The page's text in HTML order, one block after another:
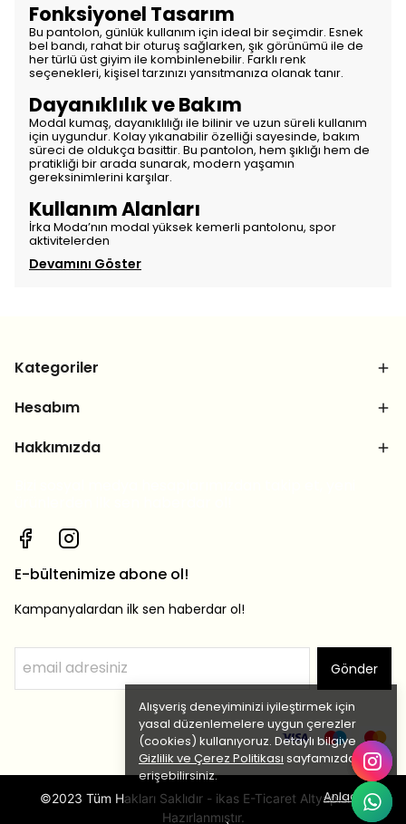
Alışveriş deneyiminizi iyileştirmek için
yasal düzenlemelere uygun çerezler
(cookies) kullanıyoruz. Detaylı bilgiye
Gizlilik ve Çerez Politikası sayfamızdan
erişebilirsiniz.
Anladım
Fonksiyonel Tasarım
Bu pantolon, günlük kullanım için ideal bir seçimdir. Esnek
bel bandı, rahat bir oturuş sağlarken, şık görünümü ile de
her türlü üst giyim ile kombinlenebilir. Farklı renk
seçenekleri, kişisel tarzınızı yansıtmanıza olanak tanır.
Dayanıklılık ve Bakım
Modal kumaş, dayanıklılığı ile bilinir ve uzun süreli kullanım
için uygundur. Kolay yıkanabilir özelliği sayesinde, bakım
süreci de oldukça basittir. Bu pantolon, hem şıklığı hem de
pratikliği bir arada sunarak, modern yaşamın
gereksinimlerini karşılar.
Kullanım Alanları
İrka Moda’nın modal yüksek kemerli pantolonu, spor
aktivitelerden
Devamını Göster
Kategoriler
Hesabım
Hakkımızda
E-bültenimize abone ol!
Kampanyalardan ilk sen haberdar ol!
Gönder
©2023 Tüm Hakları Saklıdır - ikas E-Ticaret Altyapısı ile
Hazırlanmıştır.